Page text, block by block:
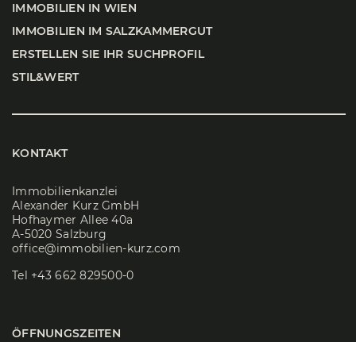
IMMO­BI­LI­EN IN WIEN
IMMO­BI­LI­EN IM SALZ­KAM­MER­GUT
ERSTEL­LEN SIE IHR SUCH­PRO­FIL
STIL&WERT
KONTAKT
Immobilienkanzlei
Alexander Kurz GmbH
Hofhaymer Allee 40a
A-5020 Salzburg
office@immobilien-kurz.com
Tel +43 662 829500-0
ÖFFNUNGSZEITEN